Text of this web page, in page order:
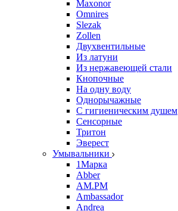
Maxonor
Omnires
Slezak
Zollen
Двухвентильные
Из латуни
Из нержавеющей стали
Кнопочные
На одну воду
Однорычажные
С гигиеническим душем
Сенсорные
Тритон
Эверест
Умывальники
1Марка
Abber
AM.PM
Ambassador
Andrea